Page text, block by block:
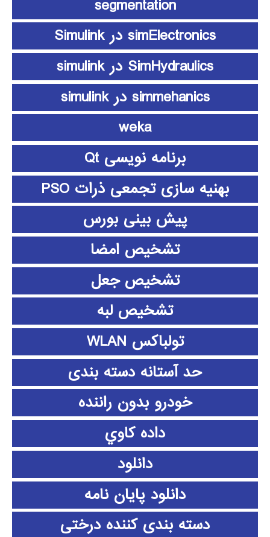
segmentation
simElectronics در Simulink
SimHydraulics در simulink
simmehanics در simulink
weka
برنامه نویسی Qt
بهنیه سازی تجمعی ذرات PSO
پیش بینی بورس
تشخیص امضا
تشخیص جعل
تشخیص لبه
تولباکس WLAN
حد آستانه دسته بندی
خودرو بدون راننده
داده كاوي
دانلود
دانلود پايان نامه
دسته بندی کننده درختی